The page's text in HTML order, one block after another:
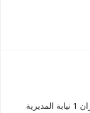
المنصات المتاحة على الموقع الالكتروني لجامعة وهران 1 نيابة المديرية